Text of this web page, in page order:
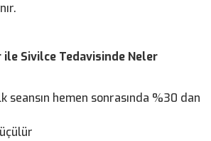
Sivilce Tedavisinde Neler
seansın hemen sonrasında %30 dan